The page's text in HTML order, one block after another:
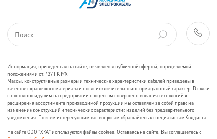
Информация, приведенная на сайте, не является публичной офертой, определяемой
положениями ст. 437 ГК РФ.
Массы, конструктивные размеры и технические характеристики кабелей приведены в
качестве справочного материала и носят исключительно информационный характер. В связи
с постоянно идущим на предприятии процессом совершенствования технологий и
расширения ассортимента производимой продукции мы оставляем за собой право на
изменение конструкций и технических характеристик изделий без предварительного
уведомления. По всем интересующим вас вопросам обращайтесь к специалистам Холдинга.
На сайте ООО "ХКА" используются файлы cookies. Оставаясь на сайте, Вы соглашаетесь с